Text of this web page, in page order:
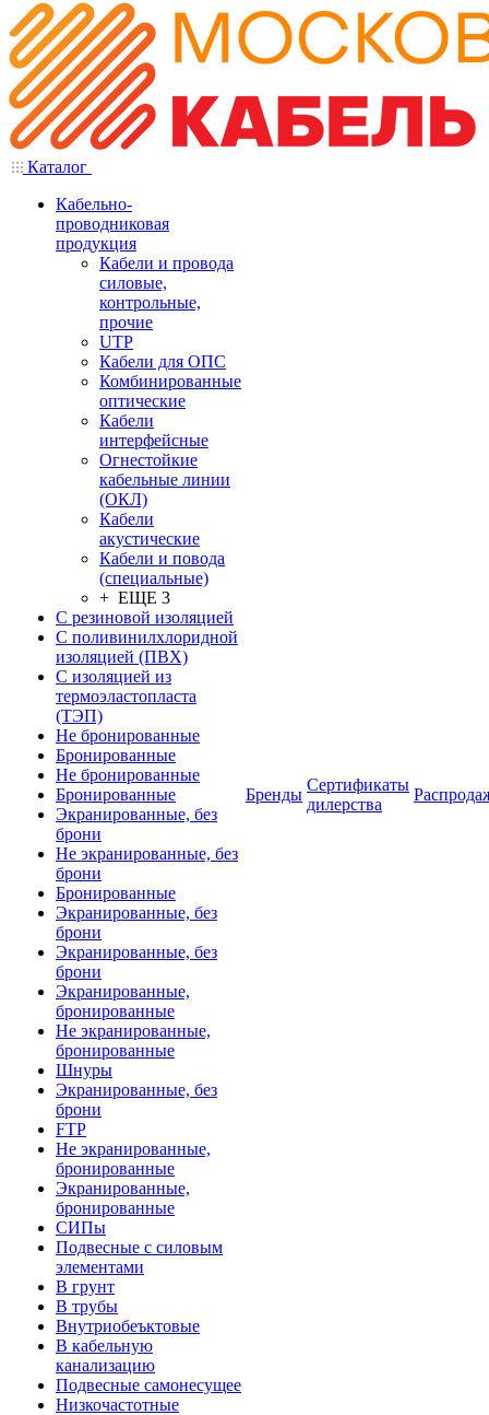
Каталог
Кабельно-
проводниковая
продукция
Кабели и провода
силовые,
контрольные,
прочие
UTP
Кабели для ОПС
Комбинированные
оптические
Кабели
интерфейсные
Огнестойкие
кабельные линии
(ОКЛ)
Кабели
акустические
Кабели и повода
(специальные)
+ ЕЩЕ 3
С резиновой изоляцией
С поливинилхлоридной
изоляцией (ПВХ)
С изоляцией из
термоэластопласта
(ТЭП)
Не бронированные
Бронированные
Не бронированные
Бронированные
Экранированные, без
брони
Не экранированные, без
брони
Бронированные
Экранированные, без
брони
Экранированные, без
брони
Экранированные,
бронированные
Не экранированные,
бронированные
Шнуры
Экранированные, без
брони
FTP
Не экранированные,
бронированные
Экранированные,
бронированные
СИПы
Подвесные с силовым
элементами
В грунт
В трубы
Внутриобеъктовые
В кабельную
канализацию
Подвесные самонесущее
Низкочастотные
Бренды
Сертификаты
дилерства